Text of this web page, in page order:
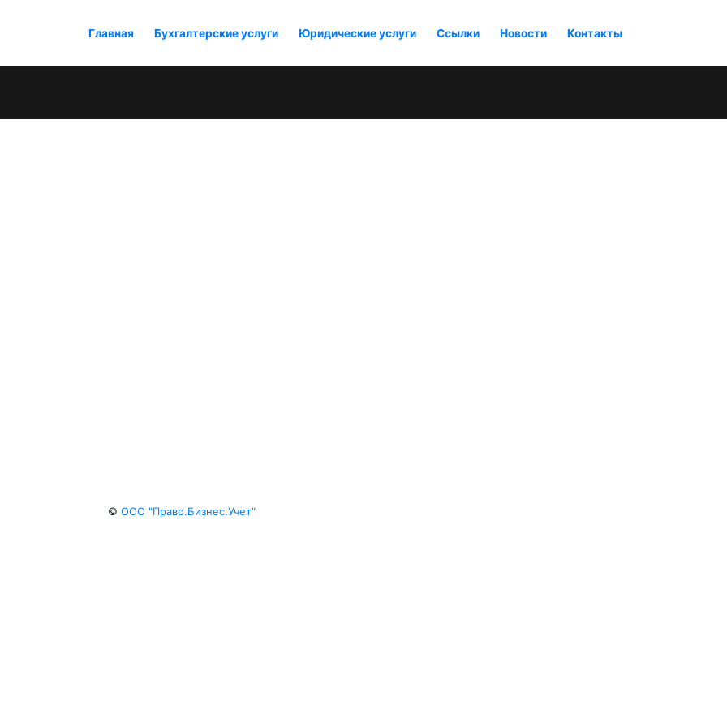
Главная Бухгалтерские услуги Юридические услуги Ссылки Новости Контакты
© ООО "Право.Бизнес.Учет"